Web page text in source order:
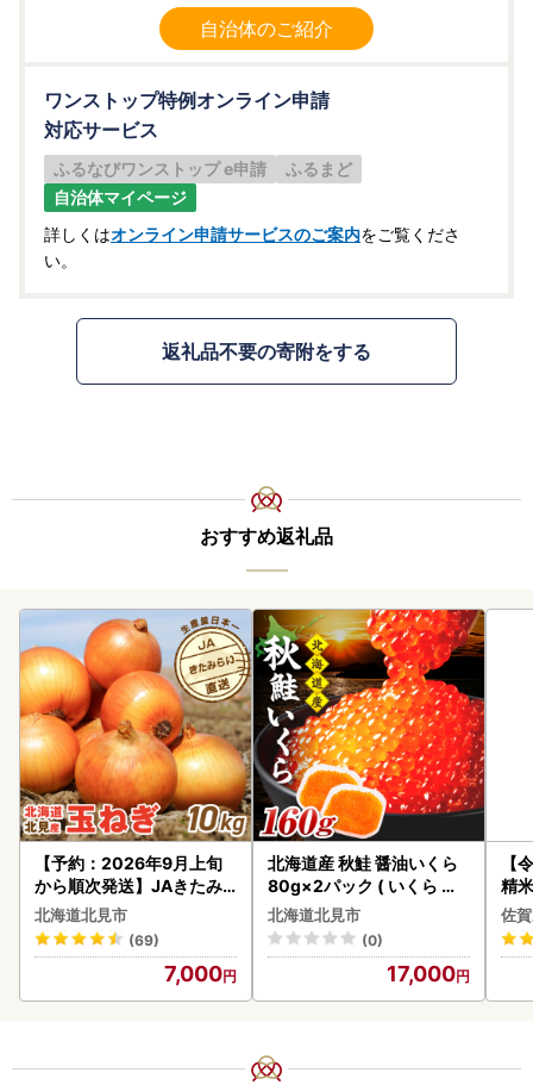
自治体のご紹介
ワンストップ特例オンライン申請
対応サービス
ふるなびワンストップ e申請
ふるまど
自治体マイページ
詳しくはオンライン申請サービスのご案内をご覧くださ
い。
返礼品不要の寄附をする
おすすめ返礼品
【予約：2026年9月上旬
から順次発送】JAきたみ
らい産 玉ねぎ Lサイズ 10k
g ( タマネギ たまねぎ 野菜
)【210-0003-2026】
北海道北見市
(69)
7,000
北海道産 秋鮭 醤油いくら
80g×2パック ( いくら イ
クラ 魚卵 鮭 サケ さけ 鮭い
くら 醤油漬け パック 北海
道産 ふるさと納税 秋鮭 )【
北海道北見市
(0)
17,000
【
精
佐